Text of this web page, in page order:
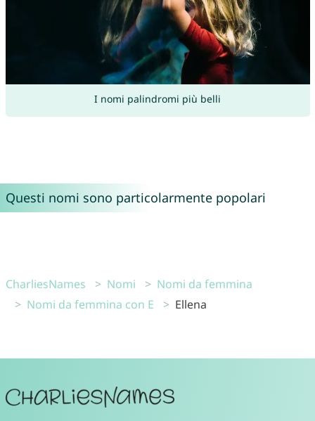
I nomi palindromi più belli
Questi nomi sono particolarmente popolari
CharliesNames Nomi
Nomi da femmina
Nomi da femmina con E
Ellena